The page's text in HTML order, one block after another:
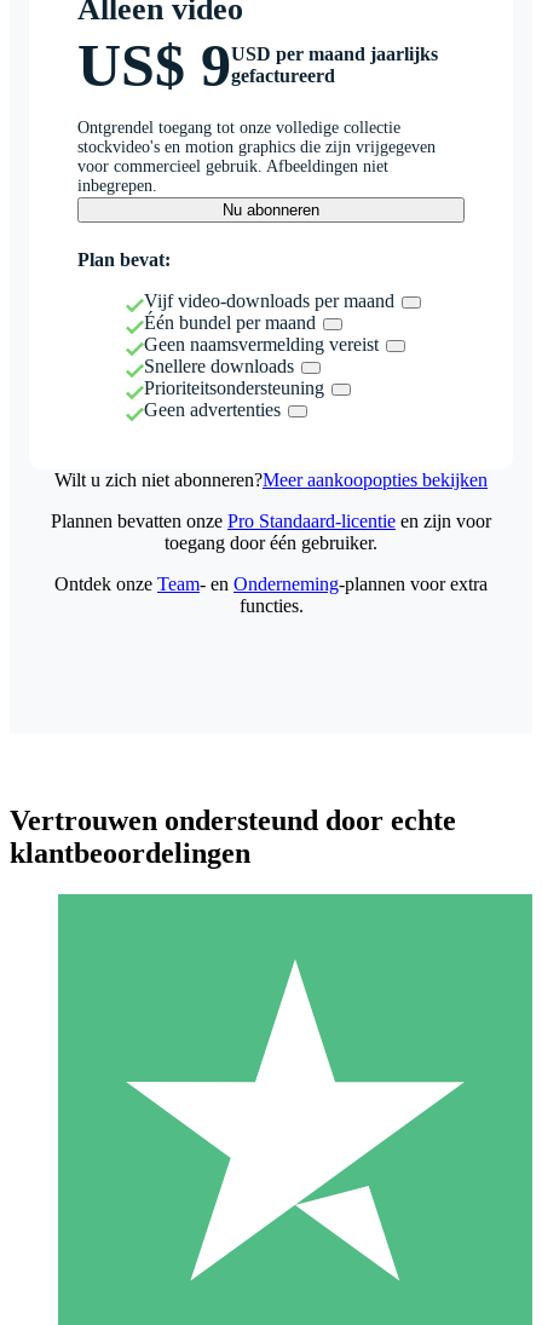
Alleen video
US$ 9USD per maand jaarlijks
gefactureerd
Ontgrendel toegang tot onze volledige collectie
stockvideo's en motion graphics die zijn vrijgegeven
voor commercieel gebruik. Afbeeldingen niet
inbegrepen.
Nu abonneren
Plan bevat:
Vijf video-downloads per maand
Één bundel per maand
Geen naamsvermelding vereist
Snellere downloads
Prioriteitsondersteuning
Geen advertenties
Wilt u zich niet abonneren?Meer aankoopopties bekijken
Individuele Creditpakketten
Betaal per gebruik met downloadtegoeden. Geen maandelijkse
1000
Plannen bevatten onze Pro Standaard-licentie en zijn voor
toegang door één gebruiker.
Ontdek onze Team- en Onderneming-plannen voor extra
functies.
Vertrouwen ondersteund door echte
klantbeoordelingen